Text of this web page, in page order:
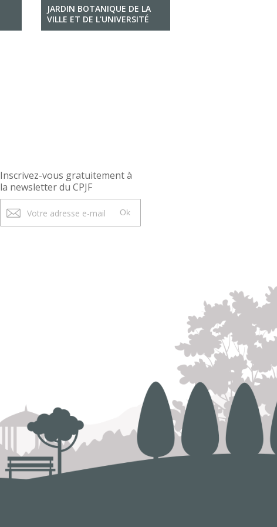
JARDIN BOTANIQUE DE LA
VILLE ET DE L'UNIVERSITÉ
Inscrivez-vous gratuitement à
la newsletter du CPJF
Ok